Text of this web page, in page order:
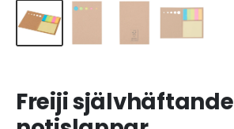
Freiji självhäftande